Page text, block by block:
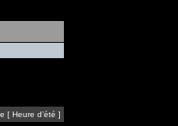
[ Heure d’été ]